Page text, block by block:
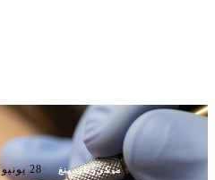
ميكروبلیدينغ ·28 يونيو 2026